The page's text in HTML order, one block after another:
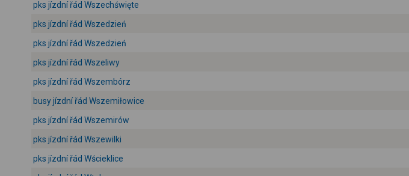
pks jízdní řád Wszechświęte
pks jízdní řád Wszedzień
pks jízdní řád Wszedzień
pks jízdní řád Wszeliwy
pks jízdní řád Wszembórz
busy jízdní řád Wszemiłowice
pks jízdní řád Wszemirów
pks jízdní řád Wszewilki
pks jízdní řád Wścieklice